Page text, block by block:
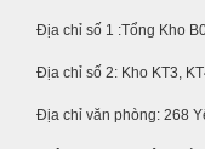
Địa chỉ số 1 :Tổng Kho
Địa chỉ số 2: Kho KT3,
Địa chỉ văn phòng: 268